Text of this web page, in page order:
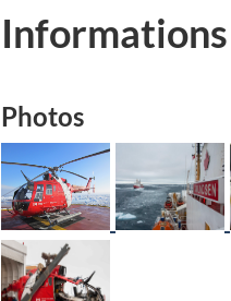
Photos
Image
Image